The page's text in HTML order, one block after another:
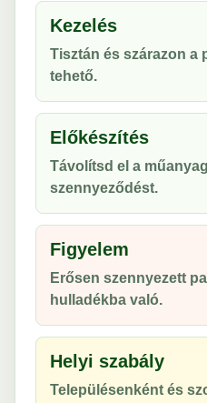
Kezelés
Tisztán és szárazon a
tehető.
Előkészítés
Távolítsd el a
szennyeződést.
Figyelem
Erősen szennyezett
hulladékba való.
Helyi szabály
Településenként és